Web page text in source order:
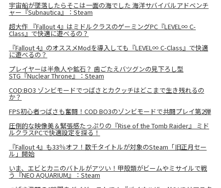
宇宙船が墜落したらそこは一面の海でした 海洋サバイバルアドベンチ
ャー『Subnautica』：Steam
超大作 『Fallout 4』はミドルクラスのゲーミングPC『LEVEL∞ C-
Class』で快適に遊べるの？
『Fallout 4』のオススメModを導入しても『LEVEL∞ C-Class』で快適
に遊べるの？
プレイヤーは半魚人や鉱石？ 歯ごたえバツグンの見下ろし型
STG『Nuclear Throne』：Steam
COD:BO3 ゾンビモードでつばさとカクッチはどこまで生き残れるの
か？
FPS初心者つばさも奮闘！COD BO3のゾンビモードで共闘プレイ第2弾
圧倒的な映像美＆緊張感たっぷりの『Rise of the Tomb Raider』 ミド
ルクラスPCで快適設定を探る！
『Fallout 4』も33％オフ！数千タイトルが対象のSteam「旧正月セー
ル」開始
いま、エビとカニのバトルがアツい！甲殻類がビームやミサイルで戦
う『NEO AQUARIUM』：Steam